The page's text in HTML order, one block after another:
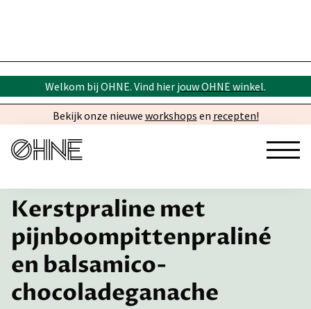
Welkom bij OHNE. Vind hier jouw OHNE winkel.
Bekijk onze nieuwe workshops en recepten!
← Inspiratie
Kerstpraline met
pijnboompittenpraliné
en balsamico-
chocoladeganache